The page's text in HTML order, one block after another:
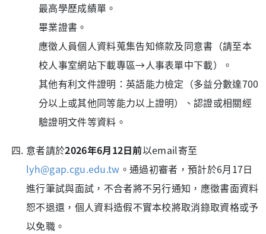
最高學歷成績單。
畢業證書。
應徵人員個人資料蒐集告知條款及同意書（請至本
校人事室網站下載專區→人事表單中下載）。
其他有利文件證明：英語能力檢定（多益分數達700
分以上或其他同等能力以上證明）、認證或相關經
驗證明文件等資料。
意者請於2026年6月12日前以email寄至
lyh@gap.cgu.edu.tw 。通過初審者，預計於6月17日
進行筆試與面試，不合者將不另行通知，應徵書面資料
恕不退還，個人資料造假不實本校將取消錄取資格或予
以免職。